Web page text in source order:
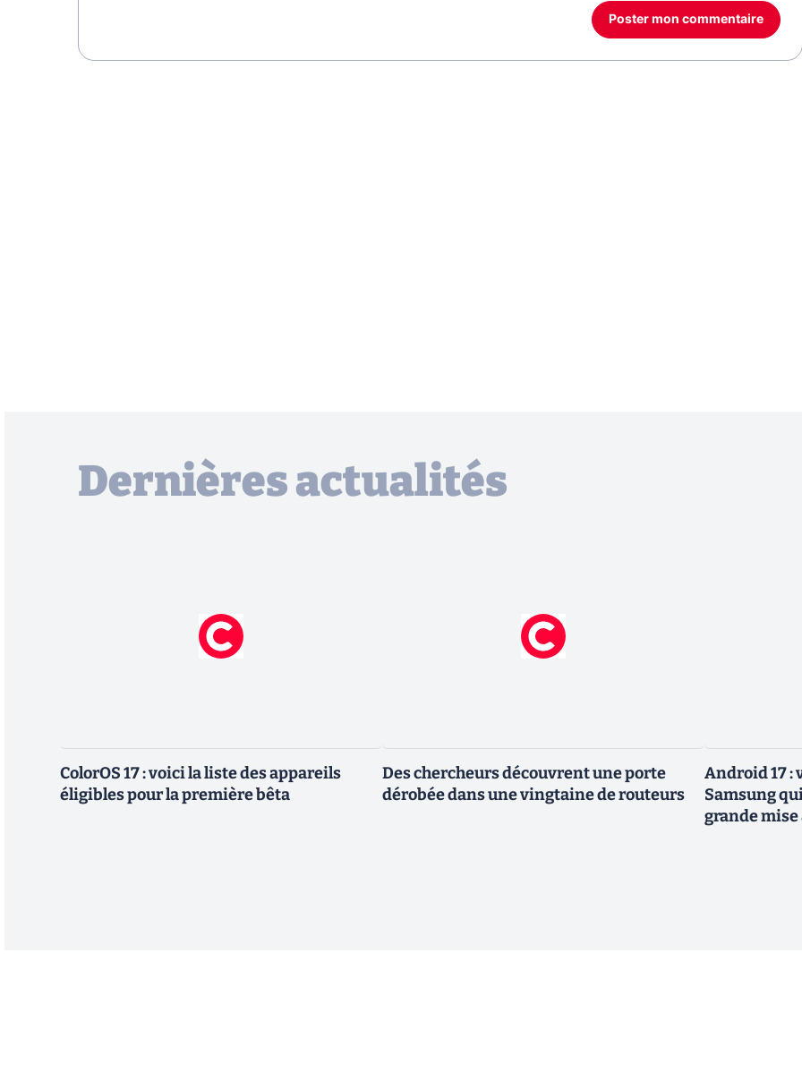
Poster mon commentaire
Dernières actualités
ColorOS 17 : voici la liste des appareils
éligibles pour la première bêta
Des chercheurs découvrent une porte
dérobée dans une vingtaine de routeurs
Android 17 :
Samsung
grande mise